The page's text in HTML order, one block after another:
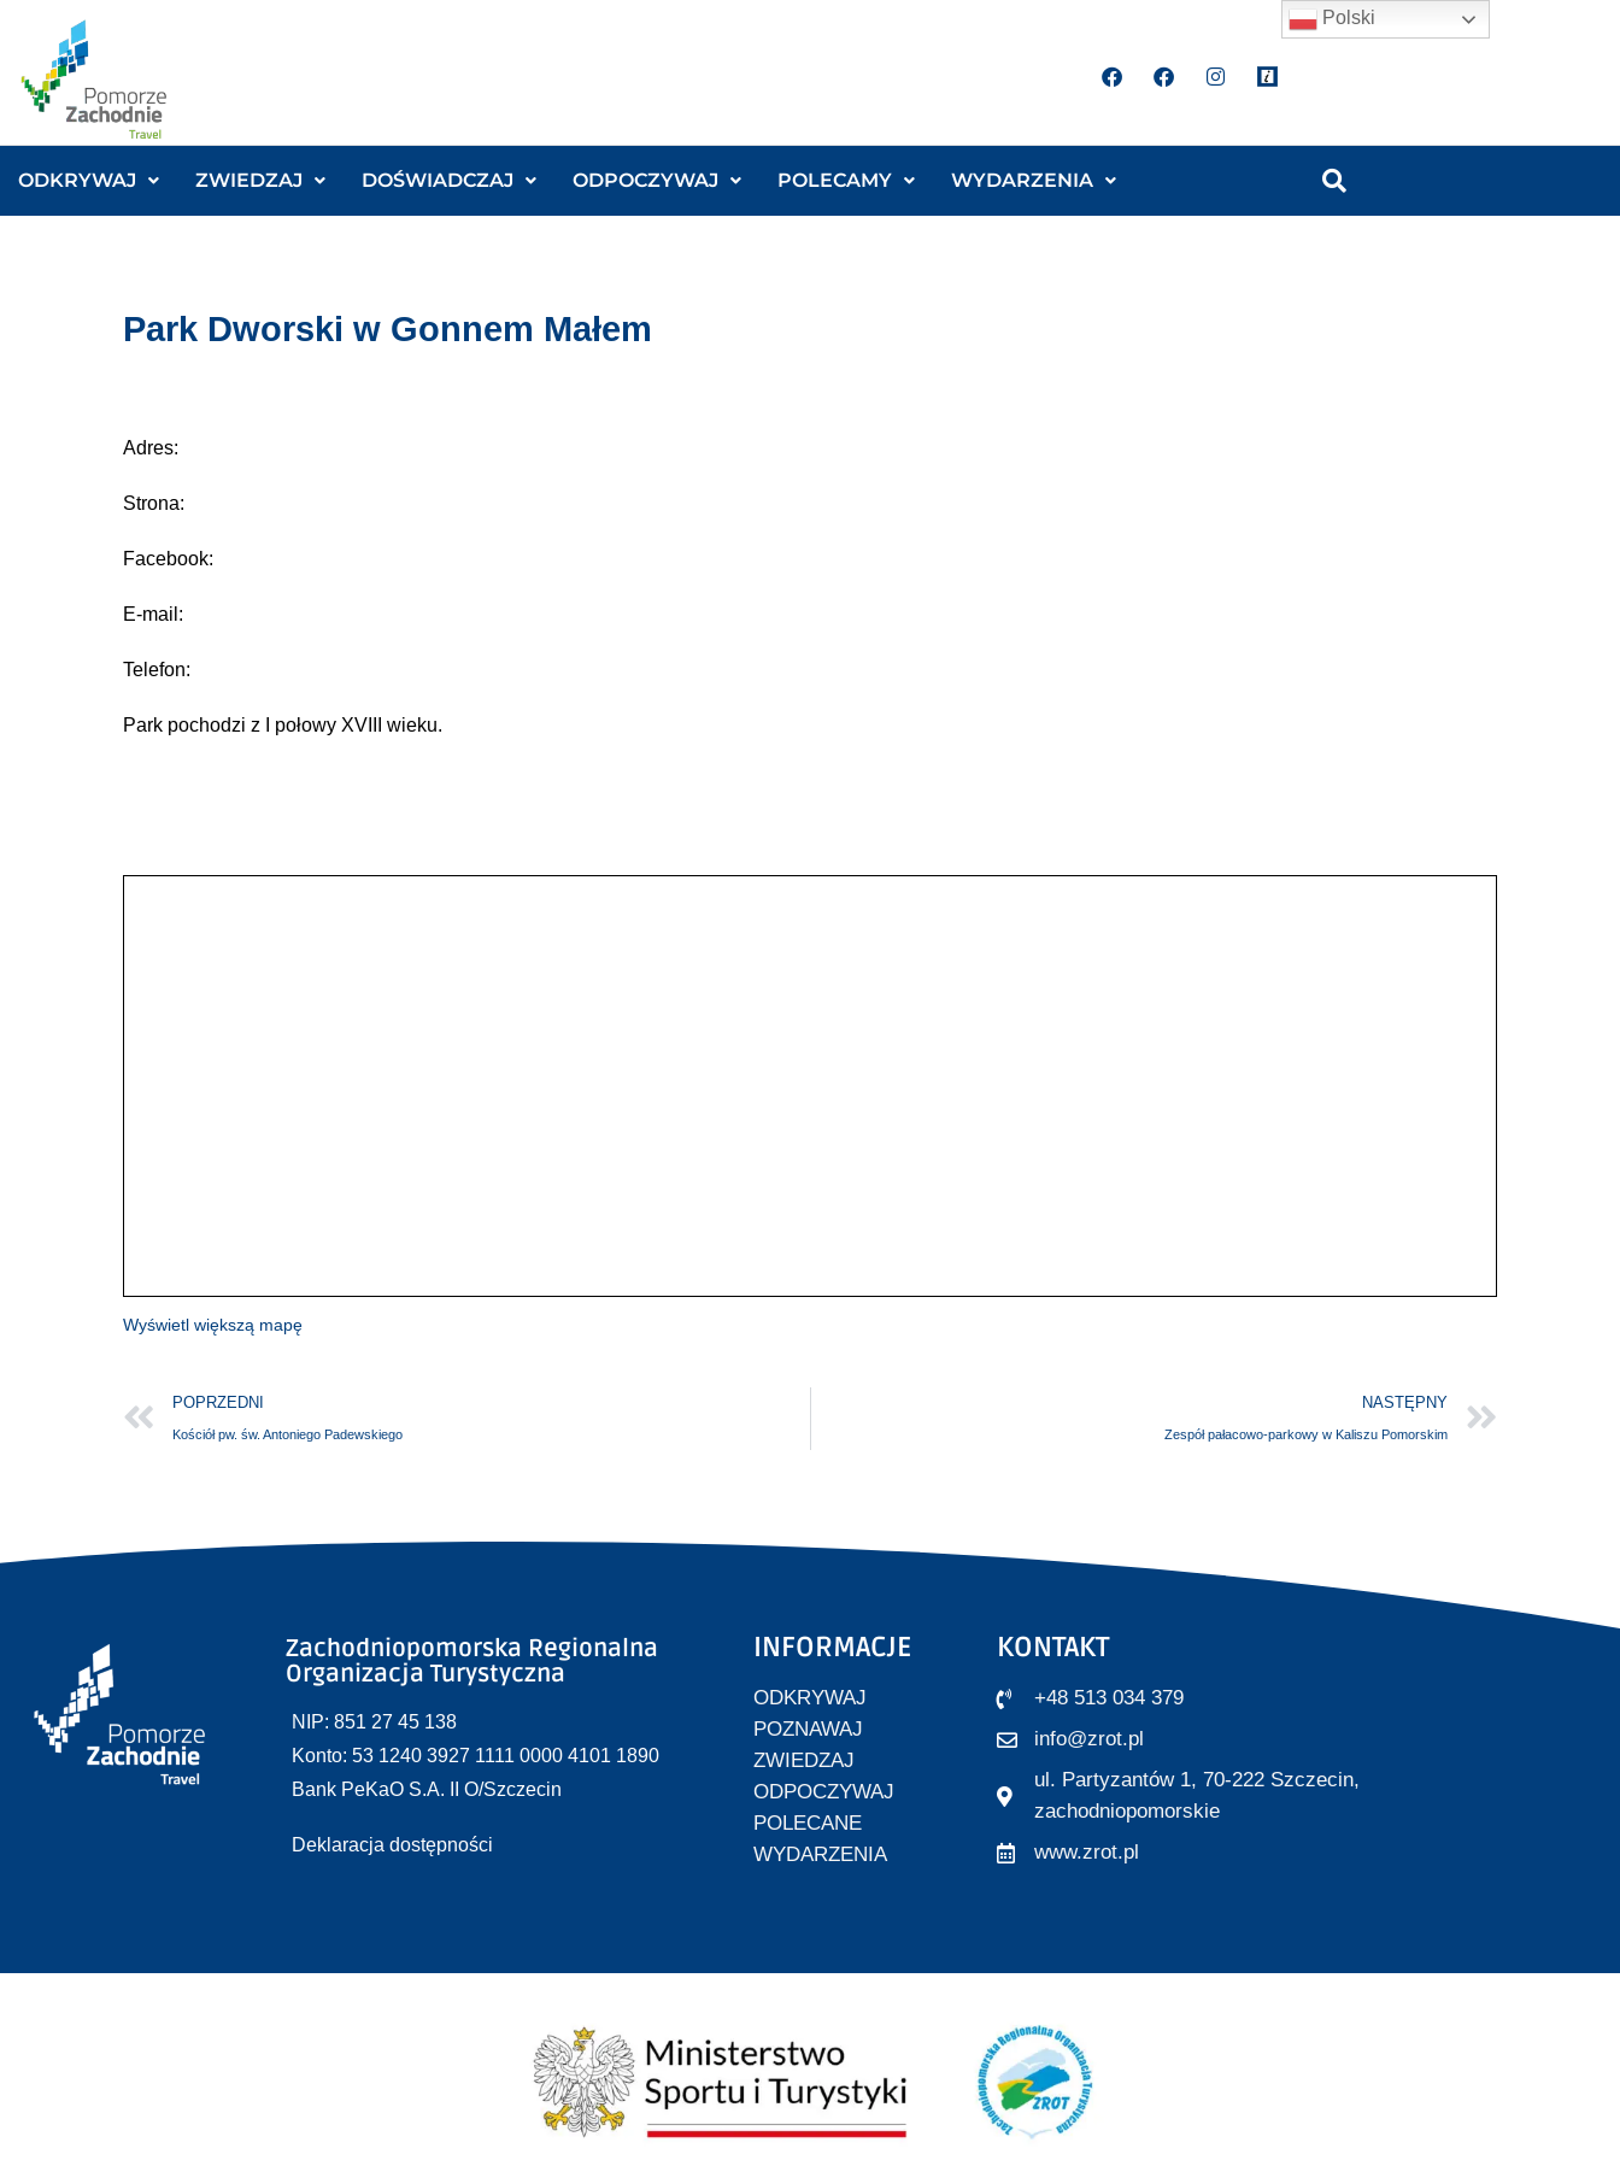
ODKRYWAJ ZWIEDZAJ DOŚWIADCZAJ ODPOCZYWAJ POLECAMY WYDARZENIA
Park Dworski w Gonnem Małem
Adres:
Strona:
Facebook:
E-mail:
Telefon:
Park pochodzi z I połowy XVIII wieku.
Wyświetl większą mapę
POPRZEDNI
Kościół pw. św. Antoniego Padewskiego
NASTĘPNY
Zespół pałacowo-parkowy w Kaliszu Pomorskim
Zachodniopomorska Regionalna
Organizacja Turystyczna
NIP: 851 27 45 138
Konto: 53 1240 3927 1111 0000 4101 1890
Bank PeKaO S.A. II O/Szczecin
Deklaracja dostępności
INFORMACJE
ODKRYWAJ
POZNAWAJ
ZWIEDZAJ
ODPOCZYWAJ
POLECANE
WYDARZENIA
KONTAKT
+48 513 034 379
info@zrot.pl
ul. Partyzantów 1, 70-222 Szczecin,
zachodniopomorskie
www.zrot.pl
Polski